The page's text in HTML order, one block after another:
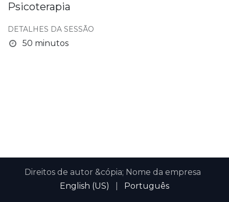
Psicoterapia
DETALHES DA SESSÃO
50 minutos
Direitos de autor &cópia; Nome da empresa
English (US)
Português